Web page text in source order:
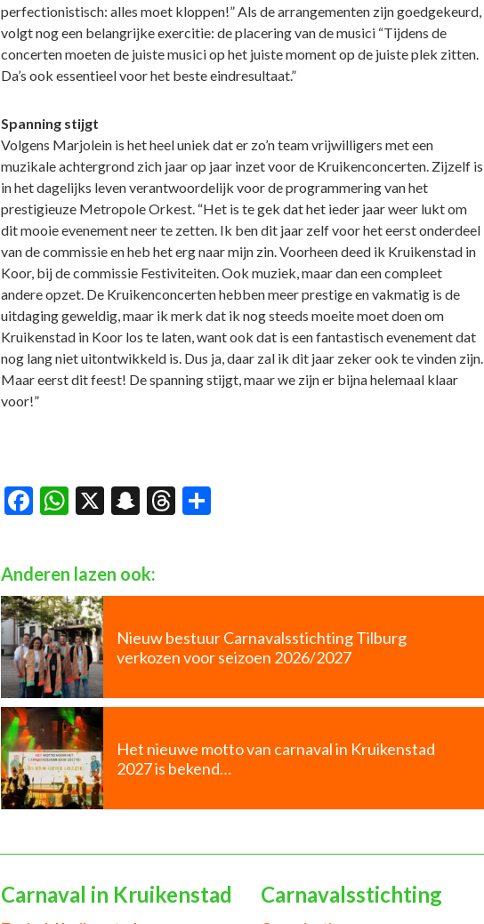
perfectionistisch: alles moet kloppen!” Als de arrangementen zijn goedgekeurd,
volgt nog een belangrijke exercitie: de placering van de musici “Tijdens de
concerten moeten de juiste musici op het juiste moment op de juiste plek zitten.
Da’s ook essentieel voor het beste eindresultaat.”
Spanning stijgt
Volgens Marjolein is het heel uniek dat er zo’n team vrijwilligers met een
muzikale achtergrond zich jaar op jaar inzet voor de Kruikenconcerten. Zijzelf is
in het dagelijks leven verantwoordelijk voor de programmering van het
prestigieuze Metropole Orkest. “Het is te gek dat het ieder jaar weer lukt om
dit mooie evenement neer te zetten. Ik ben dit jaar zelf voor het eerst onderdeel
van de commissie en heb het erg naar mijn zin. Voorheen deed ik Kruikenstad in
Koor, bij de commissie Festiviteiten. Ook muziek, maar dan een compleet
andere opzet. De Kruikenconcerten hebben meer prestige en vakmatig is de
uitdaging geweldig, maar ik merk dat ik nog steeds moeite moet doen om
Kruikenstad in Koor los te laten, want ook dat is een fantastisch evenement dat
nog lang niet uitontwikkeld is. Dus ja, daar zal ik dit jaar zeker ook te vinden zijn.
Maar eerst dit feest! De spanning stijgt, maar we zijn er bijna helemaal klaar
voor!”
Facebook
WhatsApp
X Snapchat
Threads
Delen
Anderen lazen ook:
Nieuw bestuur Carnavalsstichting Tilburg
verkozen voor seizoen 2026/2027
Het nieuwe motto van carnaval in Kruikenstad
2027 is bekend…
Carnaval in Kruikenstad Carnavalsstichting